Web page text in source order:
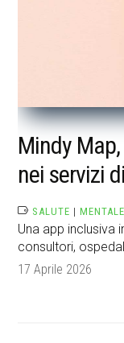
Mindy
nei servizi
SALUTE |MENTALE
Una app inclusiva
consultori,
17 Aprile 2026